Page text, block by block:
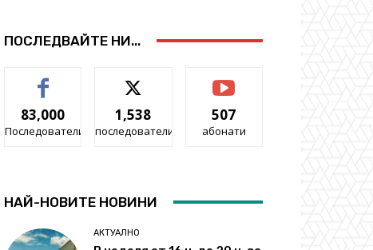
ПОСЛЕДВАЙТЕ НИ...
83,000
Последователи
1,538
последователи
507
абонати
НАЙ-НОВИТЕ НОВИНИ
АКТУАЛНО